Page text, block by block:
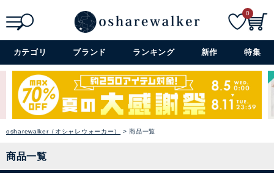
詳細検索+
0
カテゴリ ブランド ランキング 新作 特集
osharewalker（オシャレウォーカー） 商品一覧
商品一覧